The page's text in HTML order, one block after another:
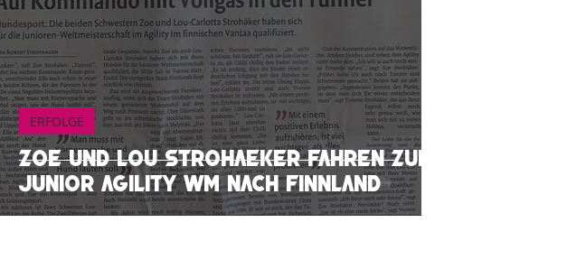
Zoe und Lou Strohaeker fahren zur
Junior Agility WM nach Finnland
ERFOLGE